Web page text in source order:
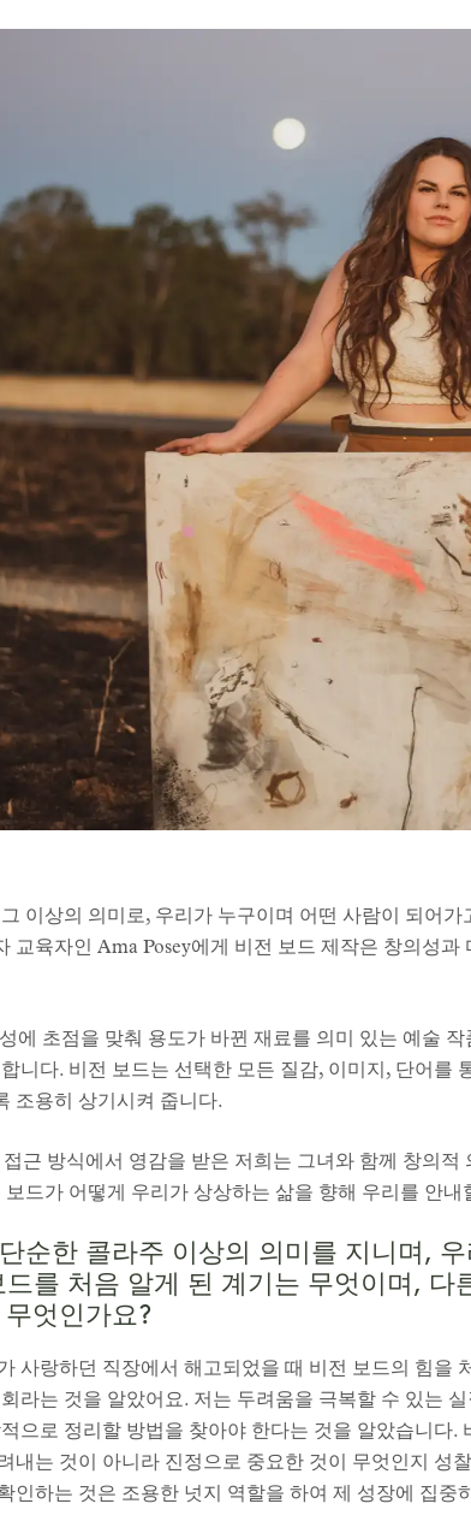
이상의 의미로, 우리가 누구이며 어떤 사람이 되어
교육자인 Ama Posey에게 비전 보드 제작은 창의성
에 초점을 맞춰 용도가 바뀐 재료를 의미 있는 예술
니다. 비전 보드는 선택한 모든 질감, 이미지, 단어를
조용히 상기시켜 줍니다.
근 방식에서 영감을 받은 저희는 그녀와 함께 창의
보드가 어떻게 우리가 상상하는 삶을 향해 우리를 안내
순한 콜라주 이상의 의미를 지니며,
드를 처음 알게 된 계기는 무엇이며,
엇인가요?
사랑하던 직장에서 해고되었을 때 비전 보드의 힘을
라는 것을 알았어요. 저는 두려움을 극복할 수 있는
으로 정리할 방법을 찾아야 한다는 것을 알았습니다
내는 것이 아니라 진정으로 중요한 것이 무엇인지 성
인하는 것은 조용한 넛지 역할을 하여 제 성장에 집중